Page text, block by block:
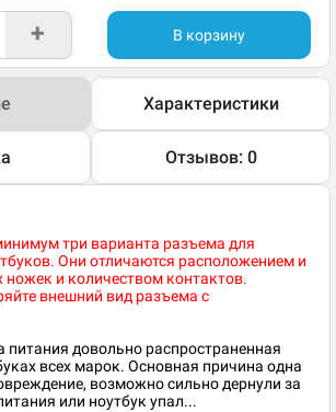
+ В корзину
Характеристики
Отзывов: 0
три варианта разъема для
Они отличаются расположением и
и количеством контактов.
внешний вид разъема с
довольно распространенная
всех марок. Основная причина одна
возможно сильно дернули за
или ноутбук упал...